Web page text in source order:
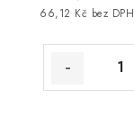
66,12 Kč bez DPH